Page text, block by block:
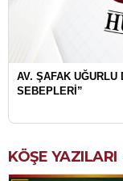
AV. ŞAFAK UĞURLU
SEBEPLERI”
KÖŞE YAZILARI